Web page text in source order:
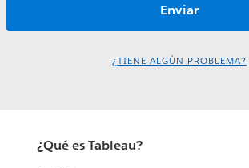
¿TIENE ALGÚN PROBLEMA?
¿Qué es Tableau?